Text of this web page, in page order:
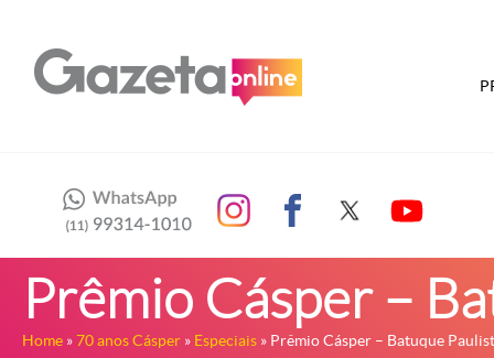
Prêmio Cásper –
Home »70 anos Cásper » Especiais » Prêmio Cásper – Batuque